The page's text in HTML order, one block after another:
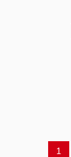
1